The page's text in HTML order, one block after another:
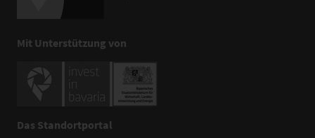
Mit Unterstützung von
Das Standortportal